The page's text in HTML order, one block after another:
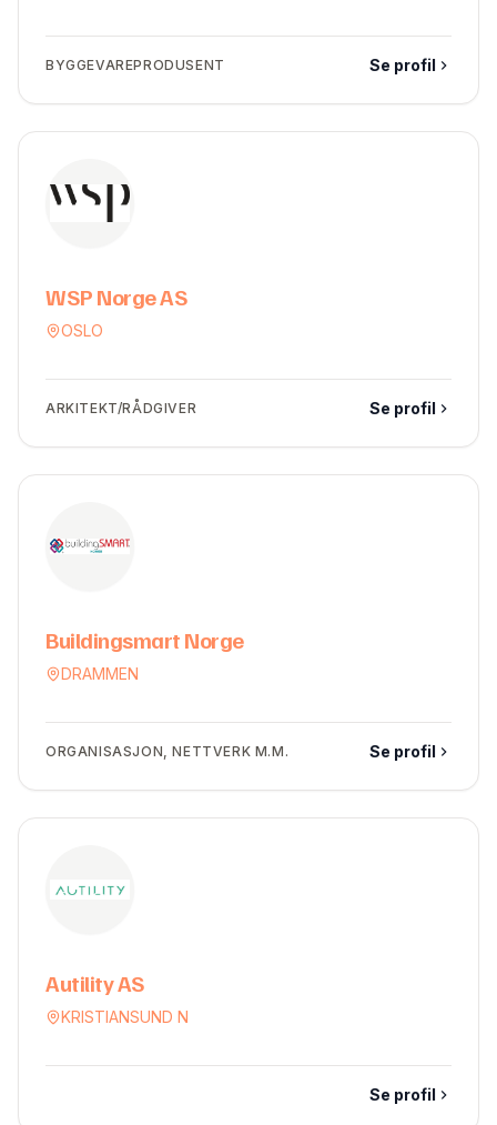
BYGGEVAREPRODUSENT Se profil
WSP Norge AS
OSLO
ARKITEKT/RÅDGIVER Se profil
Buildingsmart Norge
DRAMMEN
ORGANISASJON, NETTVERK M.M. Se profil
Autility AS
KRISTIANSUND N
Se profil